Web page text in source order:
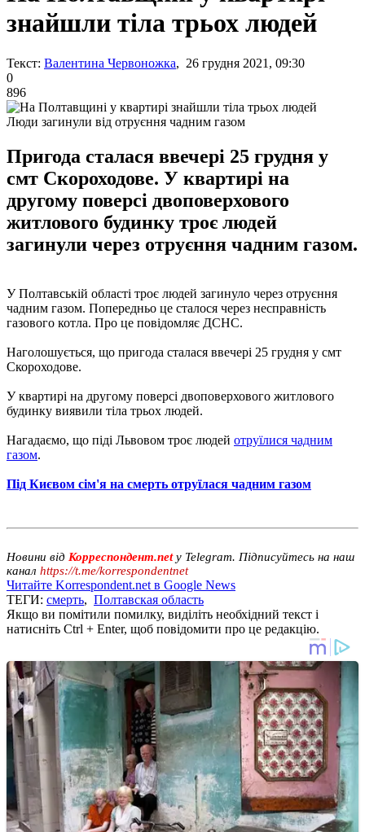
знайшли тіла трьох людей
Текст: Валентина Червоножка, 26 грудня 2021, 09:30
0
896
Люди загинули від отруєння чадним газом
Пригода сталася ввечері 25 грудня у
смт Скороходове. У квартирі на
другому поверсі двоповерхового
житлового будинку троє людей
загинули через отруєння чадним газом.
У Полтавській області троє людей загинуло через отруєння
чадним газом. Попередньо це сталося через несправність
газового котла. Про це повідомляє ДСНС.
Наголошується, що пригода сталася ввечері 25 грудня у смт
Скороходове.
У квартирі на другому поверсі двоповерхового житлового
будинку виявили тіла трьох людей.
Нагадаємо, що піді Львовом троє людей отруїлися чадним
газом.
Під Києвом сім'я на смерть отруїлася чадним газом
Новини від Корреспондент.netу Telegram. Підписуйтесь на наш
канал https://t.me/korrespondentnet
Читайте Korrespondent.net в Google News
ТЕГИ: смерть, Полтавская область
Якщо ви помітили помилку, виділіть необхідний текст і
натисніть Ctrl + Enter, щоб повідомити про це редакцію.